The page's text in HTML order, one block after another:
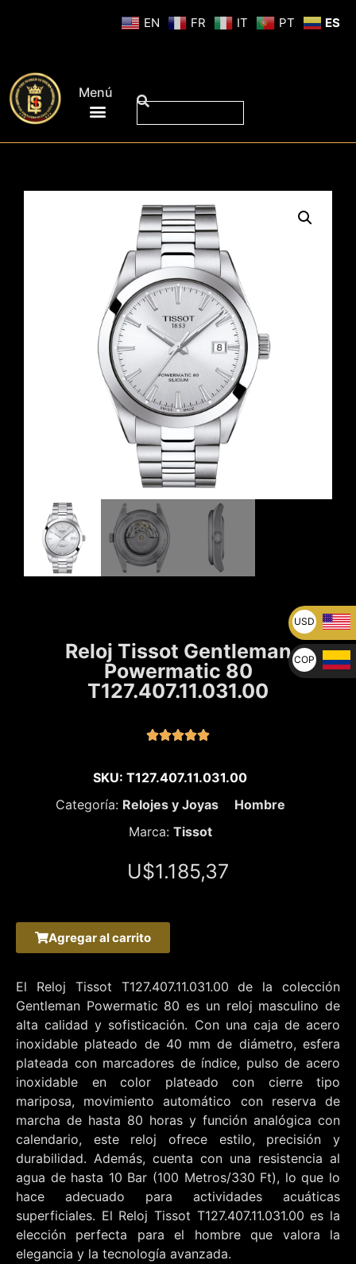
Menú
Reloj Tissot Gentleman
Powermatic 80
T127.407.11.031.00

SKU: T127.407.11.031.00
Categoría: Relojes y Joyas
Hombre
Marca: Tissot
U$1.185,37
Agregar al carrito
El Reloj Tissot T127.407.11.031.00 de la colección
Gentleman Powermatic 80 es un reloj masculino de
alta calidad y sofisticación. Con una caja de acero
inoxidable plateado de 40 mm de diámetro, esfera
plateada con marcadores de índice, pulso de acero
inoxidable en color plateado con cierre tipo
mariposa, movimiento automático con reserva de
marcha de hasta 80 horas y función analógica con
calendario, este reloj ofrece estilo, precisión y
durabilidad. Además, cuenta con una resistencia al
agua de hasta 10 Bar (100 Metros/330 Ft), lo que lo
hace adecuado para actividades acuáticas
superficiales. El Reloj Tissot T127.407.11.031.00 es la
elección perfecta para el hombre que valora la
elegancia y la tecnología avanzada.
EN FR IT PT ES
USD
U$
COP
$